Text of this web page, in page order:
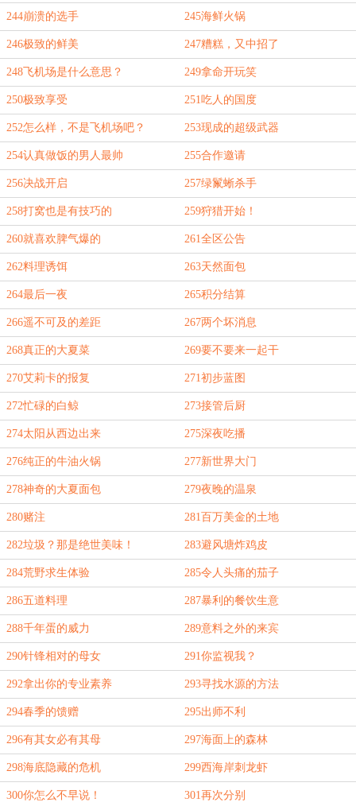
244崩溃的选手 245海鲜火锅
246极致的鲜美 247糟糕，又中招了
248飞机场是什么意思？ 249拿命开玩笑
250极致享受 251吃人的国度
252怎么样，不是飞机场吧？ 253现成的超级武器
254认真做饭的男人最帅 255合作邀请
256决战开启 257绿鬣蜥杀手
258打窝也是有技巧的 259狩猎开始！
260就喜欢脾气爆的 261全区公告
262料理诱饵 263天然面包
264最后一夜 265积分结算
266遥不可及的差距 267两个坏消息
268真正的大夏菜 269要不要来一起干
270艾莉卡的报复 271初步蓝图
272忙碌的白鲸 273接管后厨
274太阳从西边出来 275深夜吃播
276纯正的牛油火锅 277新世界大门
278神奇的大夏面包 279夜晚的温泉
280赌注 281百万美金的土地
282垃圾？那是绝世美味！ 283避风塘炸鸡皮
284荒野求生体验 285令人头痛的茄子
286五道料理 287暴利的餐饮生意
288千年蛋的威力 289意料之外的来宾
290针锋相对的母女 291你监视我？
292拿出你的专业素养 293寻找水源的方法
294春季的馈赠 295出师不利
296有其女必有其母 297海面上的森林
298海底隐藏的危机 299西海岸刺龙虾
300你怎么不早说！ 301再次分别